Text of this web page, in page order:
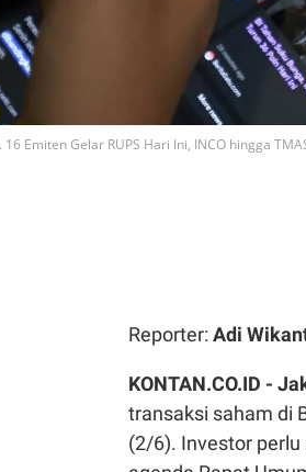
16 Emiten Gelar RUPS Hari Ini, INCO hingga
Reporter: Adi
KONTAN.CO.ID -
transaksi saham di
(2/6). Investor